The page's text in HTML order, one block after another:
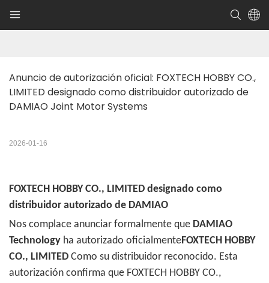
Anuncio de autorización oficial: FOXTECH HOBBY CO.,
LIMITED designado como distribuidor autorizado de
DAMIAO Joint Motor Systems
2026-01-16
FOXTECH HOBBY CO., LIMITED designado como
distribuidor autorizado de DAMIAO
Nos complace anunciar formalmente que DAMIAO
Technology ha autorizado oficialmenteFOXTECH HOBBY
CO., LIMITED Como su distribuidor reconocido. Esta
autorización confirma que FOXTECH HOBBY CO.,